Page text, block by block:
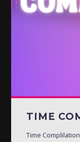
TIME
Time